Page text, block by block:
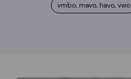
vmbo, mavo, havo, vwo